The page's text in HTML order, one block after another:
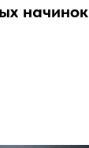
начинок